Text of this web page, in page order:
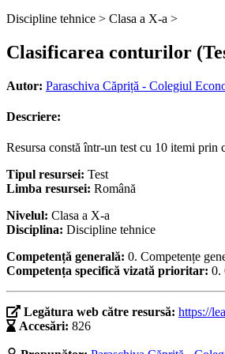
Discipline tehnice > Clasa a X-a >
Clasificarea conturilor
Autor: Paraschiva Căpriță - Colegiul
Descriere:
Resursa constă într-un test cu 10 itemi
Tipul resursei: Test
Limba resursei: Română
Nivelul: Clasa a X-a
Disciplina: Discipline tehnice
Competență generală: 0. Competențe
Competența specifică vizată prioritar: 0.
Legătura web către resursă: https://
Accesări: 826